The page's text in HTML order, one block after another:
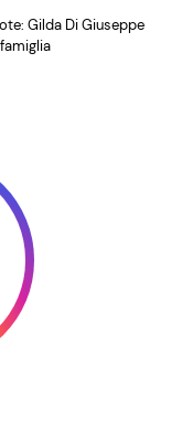
Gilda Di Giuseppe